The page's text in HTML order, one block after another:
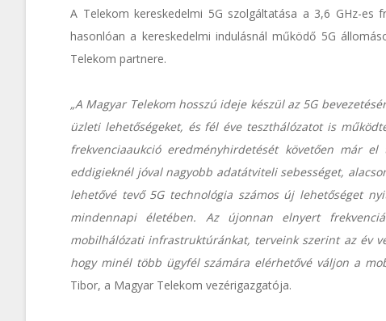
A Telekom kereskedelmi 5G szolgáltatása a 3,6 GHz-es
hasonlóan a kereskedelmi indulásnál működő 5G
Telekom partnere.
„A Magyar Telekom hosszú ideje készül az 5G
üzleti lehetőségeket, és fél éve teszthálózatot is
frekvenciaaukció eredményhirdetését követően már
eddigieknél jóval nagyobb adatátviteli sebességet,
lehetővé tevő 5G technológia számos új lehetőséget
mindennapi életében. Az újonnan elnyert
mobilhálózati infrastruktúránkat, terveink szerint az év
hogy minél több ügyfél számára elérhetővé váljon a
Tibor, a Magyar Telekom vezérigazgatója.